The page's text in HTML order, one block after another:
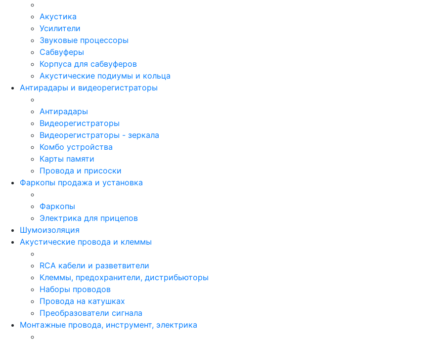
Акустика
Усилители
Звуковые процессоры
Сабвуферы
Корпуса для сабвуферов
Акустические подиумы и кольца
Антирадары и видеорегистраторы
Антирадары
Видеорегистраторы
Видеорегистраторы - зеркала
Комбо устройства
Карты памяти
Провода и присоски
Фаркопы продажа и установка
Фаркопы
Электрика для прицепов
Шумоизоляция
Акустические провода и клеммы
RCA кабели и разветвители
Клеммы, предохранители, дистрибьюторы
Наборы проводов
Провода на катушках
Преобразователи сигнала
Монтажные провода, инструмент, электрика